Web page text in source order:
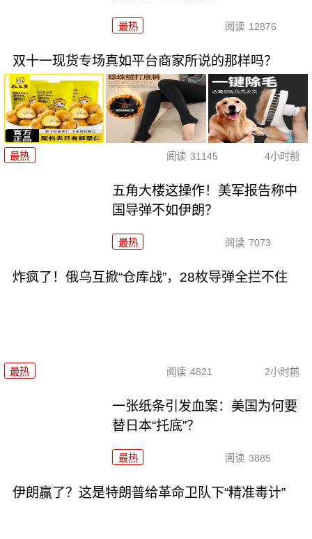
最热 阅读 12876
双十一现货专场真如平台商家所说的那样吗？
最热 阅读 31145 4小时前
五角大楼这操作！美军报告称中
国导弹不如伊朗？
最热 阅读 7073
炸疯了！俄乌互掀“仓库战”，28枚导弹全拦不住
最热 阅读 4821 2小时前
一张纸条引发血案：美国为何要
替日本“托底”？
最热 阅读 3885
伊朗赢了？这是特朗普给革命卫队下“精准毒计”